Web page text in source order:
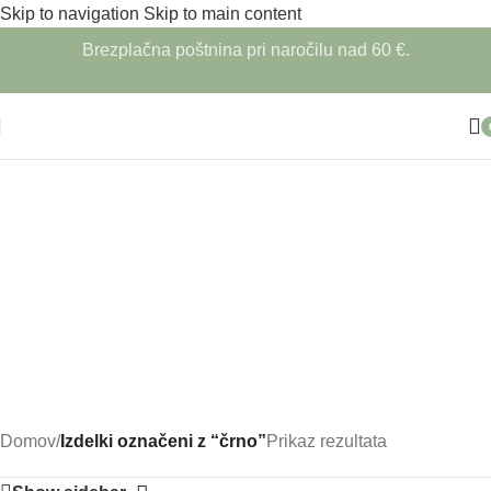
Skip to navigation Skip to main content
Brezplačna poštnina pri naročilu nad 60 €.
Domov/Izdelki označeni z “črno”Prikaz rezultata